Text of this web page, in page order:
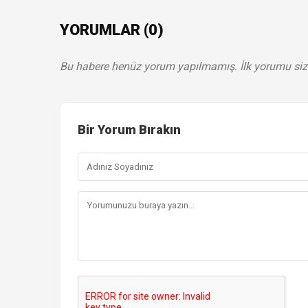
YORUMLAR (0)
Bu habere henüz yorum yapılmamış. İlk yorumu siz
Bir Yorum Bırakın